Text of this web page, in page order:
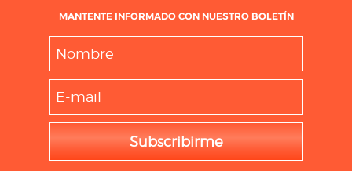
MANTENTE INFORMADO CON NUESTRO BOLETÍN
Subscribirme